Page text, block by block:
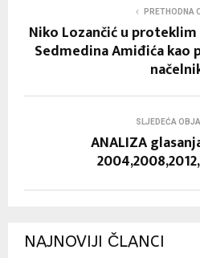
PRETHODNA
Niko Lozančić u
Sedmedina Amiđića kao
SLJEDEĆA
ANALIZA
NAJNOVIJI ČLANCI